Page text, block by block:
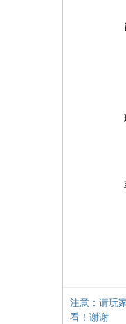
注意：请玩
看！谢谢